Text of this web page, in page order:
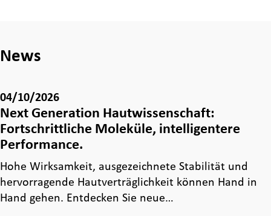
News
04/10/2026
Next Generation Hautwissenschaft:
Fortschrittliche Moleküle, intelligentere
Performance.
Hohe Wirksamkeit, ausgezeichnete Stabilität und
hervorragende Hautverträglichkeit können Hand in
Hand gehen. Entdecken Sie neue…